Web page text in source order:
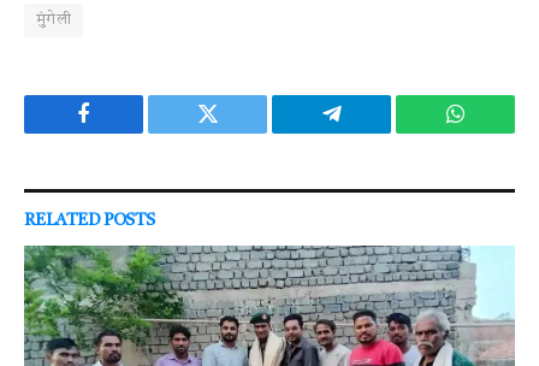
मुंगेली
Facebook Twitter Telegram
RELATEDPOSTS